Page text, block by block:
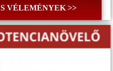
VÉLEMÉNYEK >>